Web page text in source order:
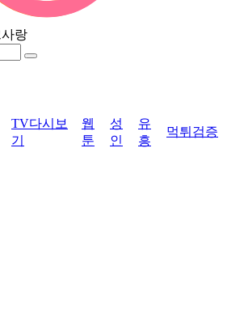
랑
TV다시보
기
웹
툰
성
인
유
흥
먹튀검증